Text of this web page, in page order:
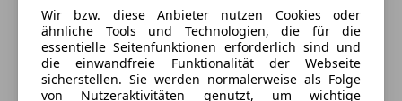
Bordcomputer
Freisprecheinrichtung
Radio
Soundsystem
- Unfallfrei
- Sehr gepflegter Gesamtzustand
- Keine Gebrauchsspuren – lediglich minimale
Steinschläge an der Motorhaube möglich
Versicherung
Wir bzw. diese Anbieter nutzen Cookies oder
ähnliche Tools und Technologien, die für die
essentielle Seitenfunktionen erforderlich sind und
die einwandfreie Funktionalität der Webseite
sicherstellen. Sie werden normalerweise als Folge
von Nutzeraktivitäten genutzt, um wichtige